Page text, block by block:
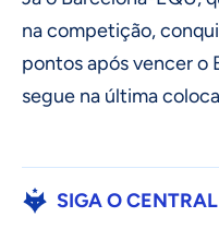
na competição,
pontos após vencer o
segue na última
SIGA O